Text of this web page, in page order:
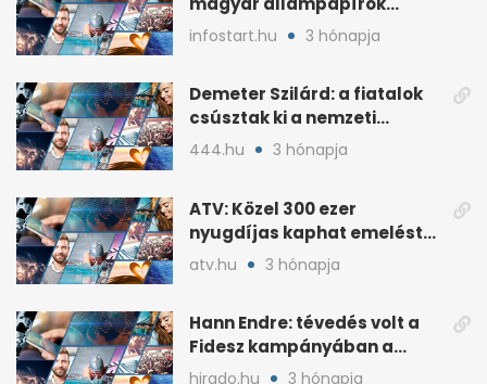
lakossági értékesítése
infostart.hu 3 hónapja
Demeter Szilárd: a fiatalok
csúsztak ki a nemzeti
kultúrából
444.hu 3 hónapja
ATV: Közel 300 ezer
nyugdíjas kaphat emelést
idén a Tisza terve szerint
atv.hu 3 hónapja
Hann Endre: tévedés volt a
Fidesz kampányában a
háborús veszély
hirado.hu 3 hónapja